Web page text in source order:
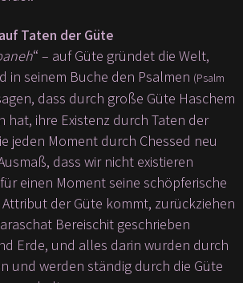
Taten der Güte
“ – auf Güte gründet die Welt,
in seinem Buche den Psalmen (Psalm
dass durch große Güte Haschem
hat, ihre Existenz durch Taten der
jeden Moment durch Chessed neu
dass wir nicht existieren
einen Moment seine schöpferische
der Güte kommt, zurückziehen
Bereischit geschrieben
Erde, und alles darin wurden durch
und werden ständig durch die Güte